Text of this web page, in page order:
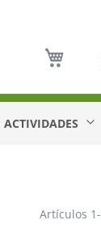
ACTIVIDADES
Artículos 1-